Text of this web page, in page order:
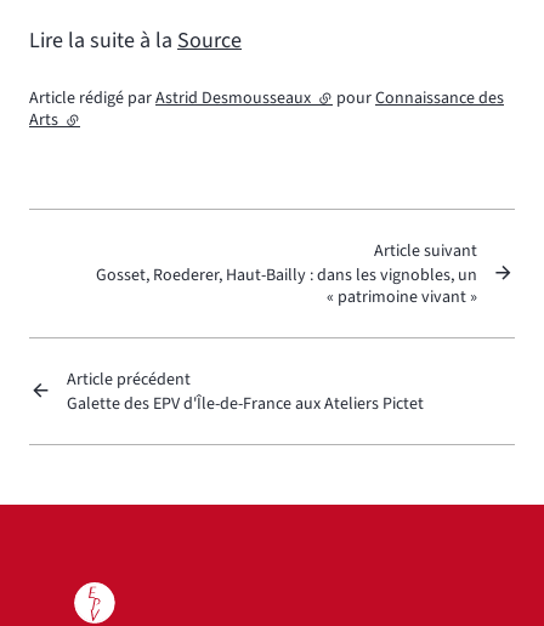
Lire la suite à la Source
Article rédigé parAstrid Desmousseaux (lien externe)
pourConnaissance des
Arts (lien externe)
Article précédent
Galette des EPV d'Île-de-France aux Ateliers Pictet
Article suivant
Gosset, Roederer, Haut-Bailly : dans les vignobles, un
« patrimoine vivant »